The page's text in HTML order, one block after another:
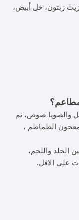
زيتون، خل أبيض،
والصويا صوص، ثم
الطماطم ،
الجلد واللحم،